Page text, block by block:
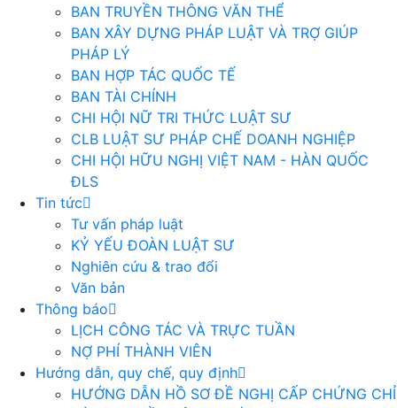
BAN TRUYỀN THÔNG VĂN THỂ
BAN XÂY DỰNG PHÁP LUẬT VÀ TRỢ GIÚP
PHÁP LÝ
BAN HỢP TÁC QUỐC TẾ
BAN TÀI CHÍNH
CHI HỘI NỮ TRI THỨC LUẬT SƯ
CLB LUẬT SƯ PHÁP CHẾ DOANH NGHIỆP
CHI HỘI HỮU NGHỊ VIỆT NAM - HÀN QUỐC
ĐLS
Tin tức
Tư vấn pháp luật
KỶ YẾU ĐOÀN LUẬT SƯ
Nghiên cứu & trao đổi
Văn bản
Thông báo
LỊCH CÔNG TÁC VÀ TRỰC TUẦN
NỢ PHÍ THÀNH VIÊN
Hướng dẫn, quy chế, quy định
HƯỚNG DẪN HỒ SƠ ĐỀ NGHỊ CẤP CHỨNG CHỈ